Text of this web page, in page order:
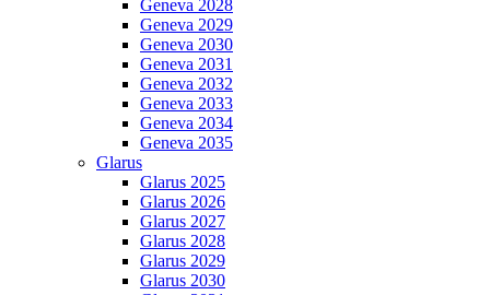
Geneva 2028
Geneva 2029
Geneva 2030
Geneva 2031
Geneva 2032
Geneva 2033
Geneva 2034
Geneva 2035
Glarus
Glarus 2025
Glarus 2026
Glarus 2027
Glarus 2028
Glarus 2029
Glarus 2030